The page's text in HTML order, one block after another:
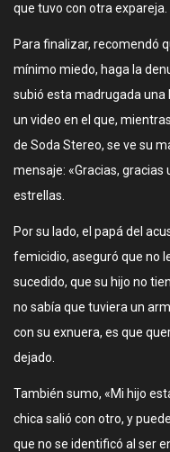
que tuvo con otra expareja.
Para finalizar, recomendó
mínimo miedo, haga la
subió esta madrugada una
un video en el que,
de Soda Stereo, se ve su
mensaje: «Gracias, gracias
estrellas.
Por su lado, el papá del
femicidio, aseguró que no
sucedido, que su hijo no
no sabía que tuviera un
con su exnuera, es que
dejado.
También sumo, «Mi hijo
chica salió con otro, y
que no se identificó al ser